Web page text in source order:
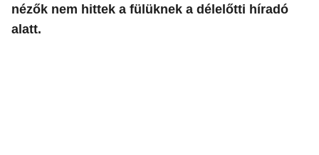
nézők nem hittek a fülüknek a délelőtti híradó
alatt.